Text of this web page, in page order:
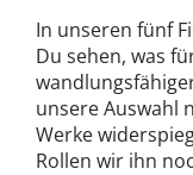
In unseren fünf
Du sehen, was
unsere Auswahl
Werke
Rollen wir ihn